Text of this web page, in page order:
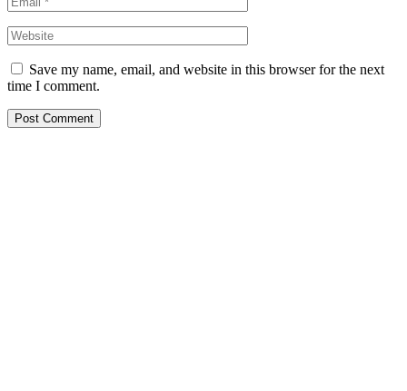
Save my name, email, and website in this browser for the next
time I comment.